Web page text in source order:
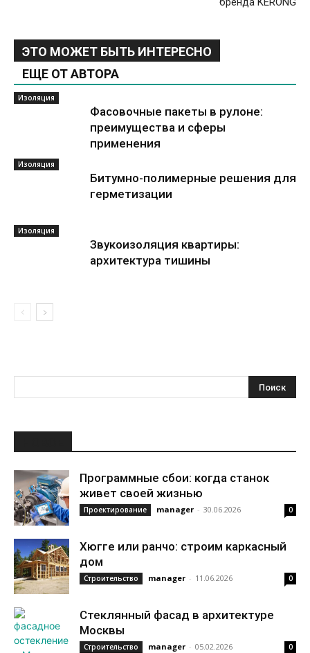
ЭТО МОЖЕТ БЫТЬ ИНТЕРЕСНО
ЕЩЕ ОТ АВТОРА
Изоляция
Фасовочные пакеты в рулоне:
преимущества и сферы
применения
Изоляция
Битумно-полимерные решения для
герметизации
Изоляция
Звукоизоляция квартиры:
архитектура тишины
Программные сбои: когда станок
живет своей жизнью
Проектирование manager - 30.06.2026 0
Хюгге или ранчо: строим каркасный
дом
Строительство manager - 11.06.2026 0
Стеклянный фасад в архитектуре
Москвы
Строительство manager - 05.02.2026 0